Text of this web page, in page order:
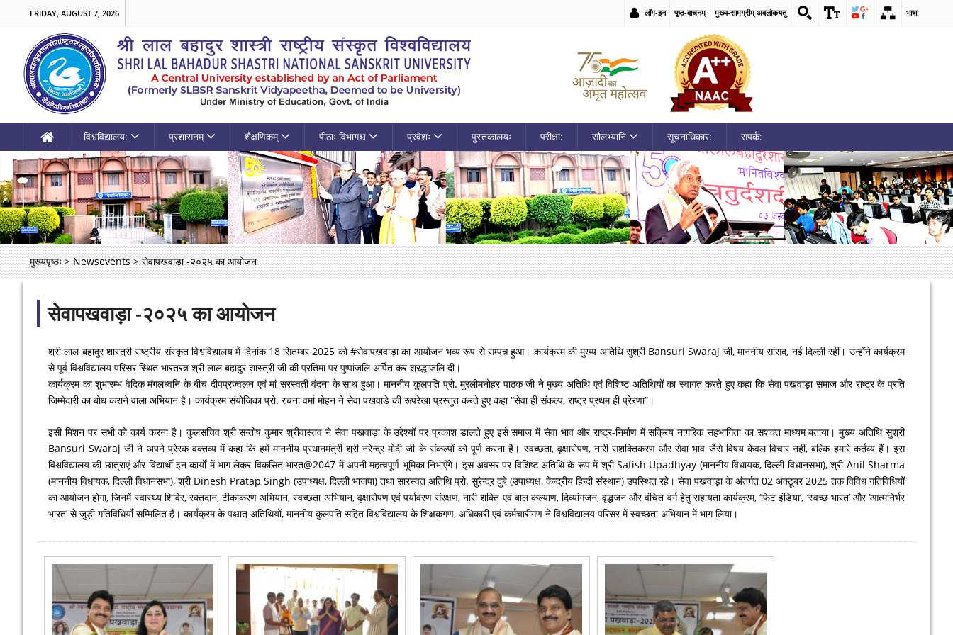
FRIDAY, AUGUST 7, 2026 लॉग-इन पृष्ठ-वाचनम् मुख्य-सामग्रीम् अवलोकयतु भाषा:
विश्वविद्यालय: प्रशासनम् शैक्षणिकम् पीठाः विभागश्च प्रवेशः पुस्तकालयः परीक्षा: सौलभ्यानि सूचनाधिकार: संपर्क:
मुख्यपृष्ठः > Newsevents > सेवापखवाड़ा -२०२५ का आयोजन
सेवापखवाड़ा -२०२५ का आयोजन
श्री लाल बहादुर शास्त्री राष्ट्रीय संस्कृत विश्वविद्यालय में दिनांक 18 सितम्बर 2025 को #सेवापखवाड़ा का आयोजन भव्य रूप से सम्पन्न हुआ। कार्यक्रम की मुख्य अतिथि सुश्री Bansuri Swaraj जी, माननीय सांसद, नई दिल्ली रहीं। उन्होंने कार्यक्रम
से पूर्व विश्वविद्यालय परिसर स्थित भारतरत्न श्री लाल बहादुर शास्त्री जी की प्रतिमा पर पुष्पांजलि अर्पित कर श्रद्धांजलि दी।
कार्यक्रम का शुभारम्भ वैदिक मंगलध्वनि के बीच दीपप्रज्वलन एवं मां सरस्वती वंदना के साथ हुआ। माननीय कुलपति प्रो. मुरलीमनोहर पाठक जी ने मुख्य अतिथि एवं विशिष्ट अतिथियों का स्वागत करते हुए कहा कि सेवा पखवाड़ा समाज और राष्ट्र के प्रति
जिम्मेदारी का बोध कराने वाला अभियान है। कार्यक्रम संयोजिका प्रो. रचना वर्मा मोहन ने सेवा पखवाड़े की रूपरेखा प्रस्तुत करते हुए कहा “सेवा ही संकल्प, राष्ट्र प्रथम ही प्रेरणा”।
इसी मिशन पर सभी को कार्य करना है। कुलसचिव श्री सन्तोष कुमार श्रीवास्तव ने सेवा पखवाड़ा के उद्देश्यों पर प्रकाश डालते हुए इसे समाज में सेवा भाव और राष्ट्र-निर्माण में सक्रिय नागरिक सहभागिता का सशक्त माध्यम बताया। मुख्य अतिथि सुश्री
Bansuri Swaraj जी ने अपने प्रेरक वक्तव्य में कहा कि हमें माननीय प्रधानमंत्री श्री नरेन्द्र मोदी जी के संकल्पों को पूर्ण करना है। स्वच्छता, वृक्षारोपण, नारी सशक्तिकरण और सेवा भाव जैसे विषय केवल विचार नहीं, बल्कि हमारे कर्तव्य हैं। इस
विश्वविद्यालय की छात्राएं और विद्यार्थी इन कार्यों में भाग लेकर विकसित भारत@2047 में अपनी महत्वपूर्ण भूमिका निभाएँगे। इस अवसर पर विशिष्ट अतिथि के रूप में श्री Satish Upadhyay (माननीय विधायक, दिल्ली विधानसभा), श्री Anil Sharma
(माननीय विधायक, दिल्ली विधानसभा), श्री Dinesh Pratap Singh (उपाध्यक्ष, दिल्ली भाजपा) तथा सारस्वत अतिथि प्रो. सुरेन्द्र दुबे (उपाध्यक्ष, केन्द्रीय हिन्दी संस्थान) उपस्थित रहे। सेवा पखवाड़ा के अंतर्गत 02 अक्टूबर 2025 तक विविध गतिविधियों
का आयोजन होगा, जिनमें स्वास्थ्य शिविर, रक्तदान, टीकाकरण अभियान, स्वच्छता अभियान, वृक्षारोपण एवं पर्यावरण संरक्षण, नारी शक्ति एवं बाल कल्याण, दिव्यांगजन, वृद्धजन और वंचित वर्ग हेतु सहायता कार्यक्रम, ‘फिट इंडिया’, ‘स्वच्छ भारत’ और ‘आत्मनिर्भर
भारत’ से जुड़ी गतिविधियाँ सम्मिलित हैं। कार्यक्रम के पश्चात् अतिथियों, माननीय कुलपति सहित विश्वविद्यालय के शिक्षकगण, अधिकारी एवं कर्मचारीगण ने विश्वविद्यालय परिसर में स्वच्छता अभियान में भाग लिया।